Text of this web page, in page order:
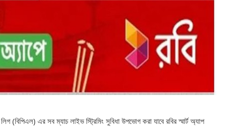
লিগ (বিপিএল) এর সব ম্যাচ লাইভ স্ট্রিমিং সুবিধা উপভোগ করা যাবে রবির স্মার্ট অ্যাপ